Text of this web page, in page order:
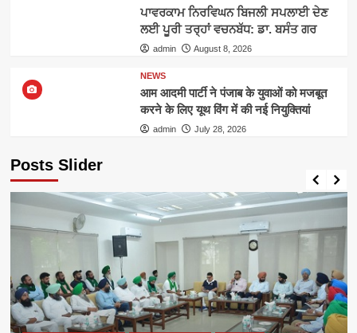
ਪਾਵਰਕਾਮ ਨਿਰਵਿਘਨ ਬਿਜਲੀ ਸਪਲਾਈ ਦੇਣ
ਲਈ ਪੂਰੀ ਤਰ੍ਹਾਂ ਵਚਨਬੱਧ: ਡਾ. ਬਸੰਤ ਗਰ
admin August 8, 2026
NEWS
आम आदमी पार्टी ने पंजाब के युवाओं को मजबूत
करने के लिए यूथ विंग में की नई नियुक्तियां
admin July 28, 2026
Posts Slider